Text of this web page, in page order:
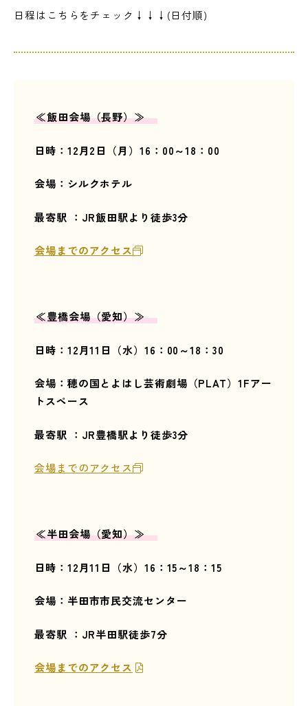
日程はこちらをチェック↓↓↓(日付順)
≪飯田会場（長野）≫
日時：12月2 日（月）16：00～18：00
会場：シルクホテル
最寄駅 ：JR飯田駅より徒歩3分
会場までのアクセス
≪豊橋会場（愛知）≫
日時：12月11 日（水）16：00～18：30
会場：穂の国とよはし芸術劇場（PLAT）1Fアー
トスペース
最寄駅 ：JR豊橋駅より徒歩3分
会場までのアクセス
≪半田会場（愛知）≫
日時：12月11 日（水）16：15～18：15
会場：半田市市民交流センター
最寄駅 ：JR半田駅徒歩7分
会場までのアクセス